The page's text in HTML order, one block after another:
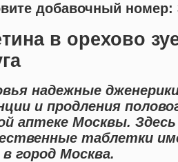
добавочный номер:
в орехово
надежные
и продления
аптеке Москвы.
таблетки
город Москва.